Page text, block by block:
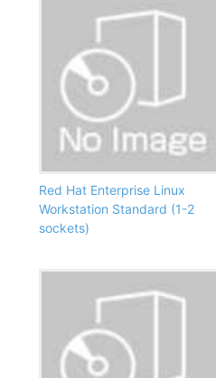
Red Hat Enterprise Linux
Workstation Standard (1-2
sockets)